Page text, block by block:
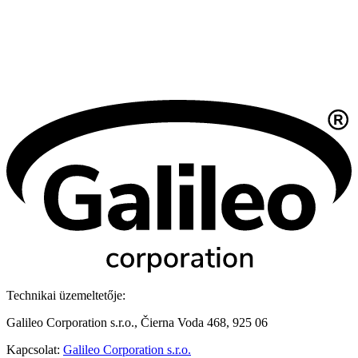
Technikai üzemeltetője:
Galileo Corporation s.r.o., Čierna Voda 468, 925 06
Kapcsolat: Galileo Corporation s.r.o.